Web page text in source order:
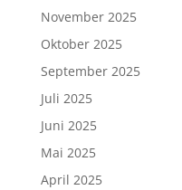
November 2025
Oktober 2025
September 2025
Juli 2025
Juni 2025
Mai 2025
April 2025